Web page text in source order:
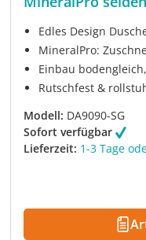
Edles Design
MineralPro:
Einbau
Rutschfest &
Modell: DA9090-SG
Sofort verfügbar
Lieferzeit: 1-3 Tage